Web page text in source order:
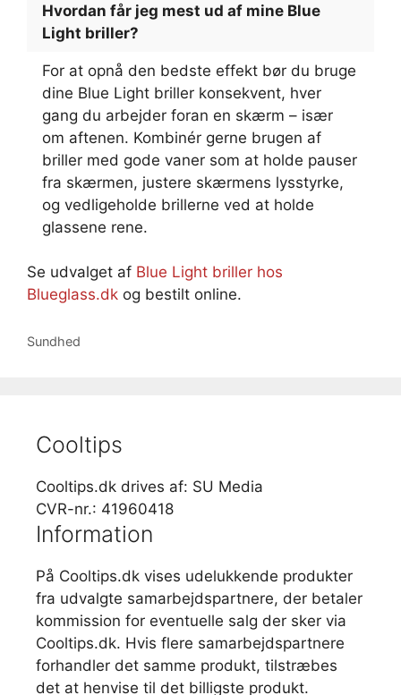
Hvordan får jeg mest ud af mine Blue
Light briller?
For at opnå den bedste effekt bør du bruge
dine Blue Light briller konsekvent, hver
gang du arbejder foran en skærm – især
om aftenen. Kombinér gerne brugen af
briller med gode vaner som at holde pauser
fra skærmen, justere skærmens lysstyrke,
og vedligeholde brillerne ved at holde
glassene rene.
Se udvalget af Blue Light briller hos
Blueglass.dk og bestilt online.
Kategorier
Sundhed
Cooltips
Cooltips.dk drives af: SU Media
CVR-nr.: 41960418
Information
På Cooltips.dk vises udelukkende produkter
fra udvalgte samarbejdspartnere, der betaler
kommission for eventuelle salg der sker via
Cooltips.dk. Hvis flere samarbejdspartnere
forhandler det samme produkt, tilstræbes
det at henvise til det billigste produkt.